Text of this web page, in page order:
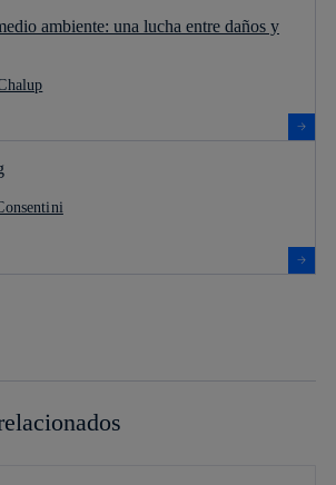
ambiente: una lucha entre daños y